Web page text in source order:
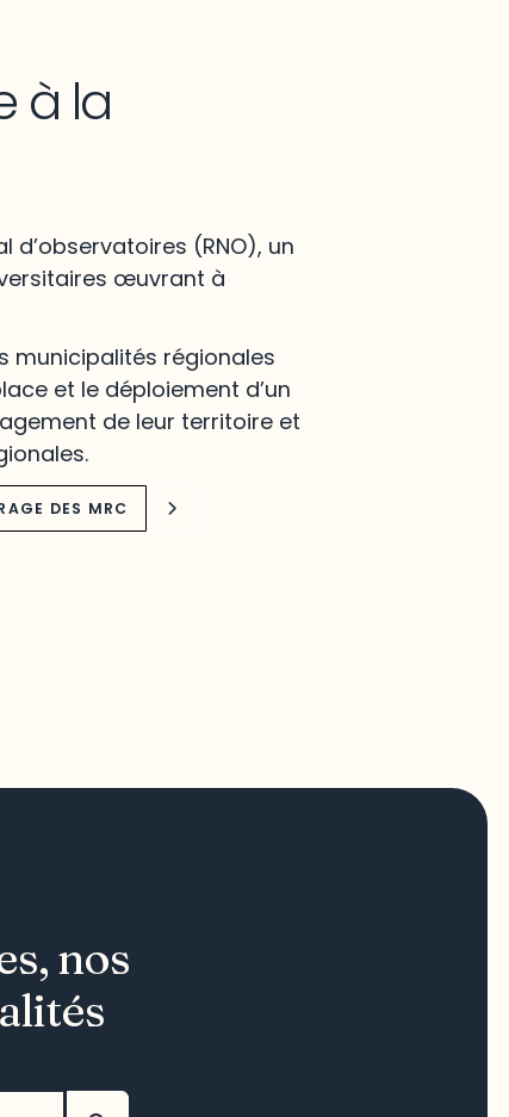
à la
d’observatoires (RNO), un
œuvrant à
municipalités régionales
et le déploiement d’un
de leur territoire et
DES MRC
nos